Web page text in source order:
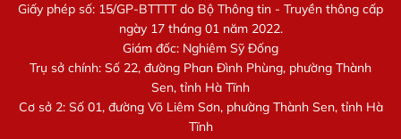
Giấy phép số: 15/GP-BTTTT do Bộ Thông tin - Truyền thông cấp
ngày 17 tháng 01 năm 2022.
Giám đốc: Nghiêm Sỹ Đống
Trụ sở chính: Số 22, đường Phan Đình Phùng, phường Thành
Sen, tỉnh Hà Tĩnh
Cơ sở 2: Số 01, đường Võ Liêm Sơn, phường Thành Sen, tỉnh Hà
Tĩnh